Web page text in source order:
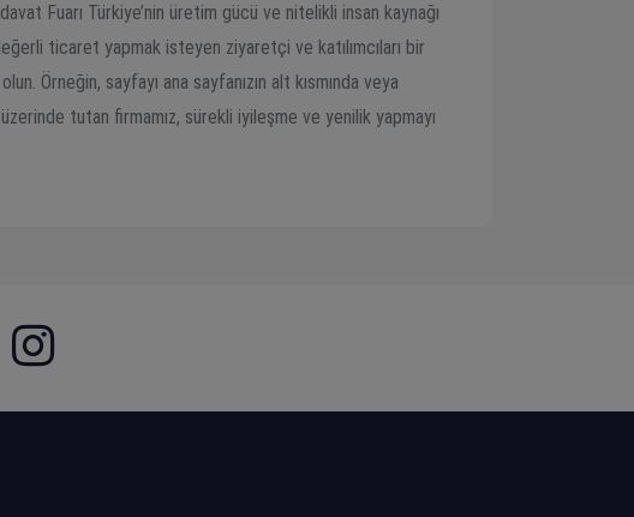
Fuarı Türkiye’nin üretim gücü ve nitelikli insan kaynağı
ticaret yapmak isteyen ziyaretçi ve katılımcıları bir
Örneğin, sayfayı ana sayfanızın alt kısmında veya
tutan firmamız, sürekli iyileşme ve yenilik yapmayı